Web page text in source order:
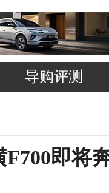
导购评测
即将